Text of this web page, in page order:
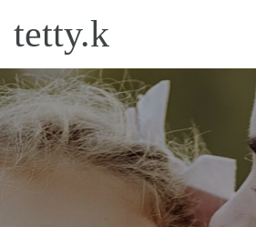
Zum
Inhalt
springen
tetty.k